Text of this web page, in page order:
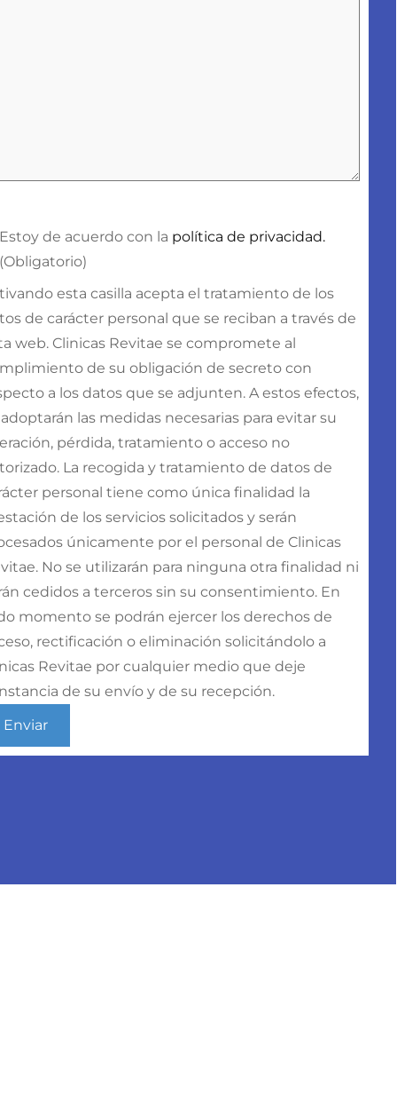
(Obligatorio)
Estoy de acuerdo con la política de privacidad.
(Obligatorio)
esta casilla acepta el tratamiento de los
de carácter personal que se reciban a través de
web. Clinicas Revitae se compromete al
de su obligación de secreto con
a los datos que se adjunten. A estos efectos,
las medidas necesarias para evitar su
pérdida, tratamiento o acceso no
La recogida y tratamiento de datos de
personal tiene como única finalidad la
de los servicios solicitados y serán
únicamente por el personal de Clinicas
No se utilizarán para ninguna otra finalidad ni
cedidos a terceros sin su consentimiento. En
momento se podrán ejercer los derechos de
rectificación o eliminación solicitándolo a
Revitae por cualquier medio que deje
de su envío y de su recepción.